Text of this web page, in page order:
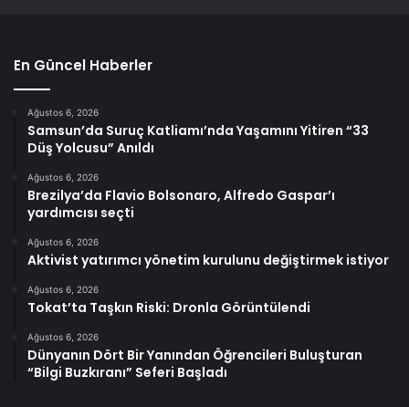
En Güncel Haberler
Ağustos 6, 2026
Samsun’da Suruç Katliamı’nda Yaşamını Yitiren “33
Düş Yolcusu” Anıldı
Ağustos 6, 2026
Brezilya’da Flavio Bolsonaro, Alfredo Gaspar’ı
yardımcısı seçti
Ağustos 6, 2026
Aktivist yatırımcı yönetim kurulunu değiştirmek istiyor
Ağustos 6, 2026
Tokat’ta Taşkın Riski: Dronla Görüntülendi
Ağustos 6, 2026
Dünyanın Dört Bir Yanından Öğrencileri Buluşturan
“Bilgi Buzkıranı” Seferi Başladı